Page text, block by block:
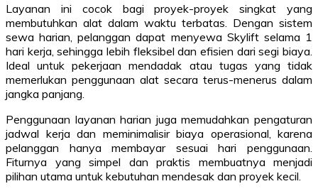
Layanan ini cocok bagi proyek-proyek singkat yang
membutuhkan alat dalam waktu terbatas. Dengan sistem
sewa harian, pelanggan dapat menyewa Skylift selama 1
hari kerja, sehingga lebih fleksibel dan efisien dari segi biaya.
Ideal untuk pekerjaan mendadak atau tugas yang tidak
memerlukan penggunaan alat secara terus-menerus dalam
jangka panjang.
Penggunaan layanan harian juga memudahkan pengaturan
jadwal kerja dan meminimalisir biaya operasional, karena
pelanggan hanya membayar sesuai hari penggunaan.
Fiturnya yang simpel dan praktis membuatnya menjadi
pilihan utama untuk kebutuhan mendesak dan proyek kecil.